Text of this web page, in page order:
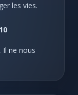
les vies.
Il ne nous